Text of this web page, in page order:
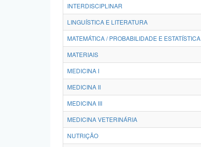
INTERDISCIPLINAR
LINGUÍSTICA E LITERATURA
MATEMÁTICA / PROBABILIDADE E ESTATÍSTICA
MATERIAIS
MEDICINA I
MEDICINA II
MEDICINA III
MEDICINA VETERINÁRIA
NUTRIÇÃO